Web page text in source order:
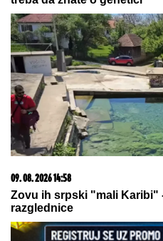
09. 08. 2026 14:58
Zovu ih srpski "mali Karibi"
razglednice